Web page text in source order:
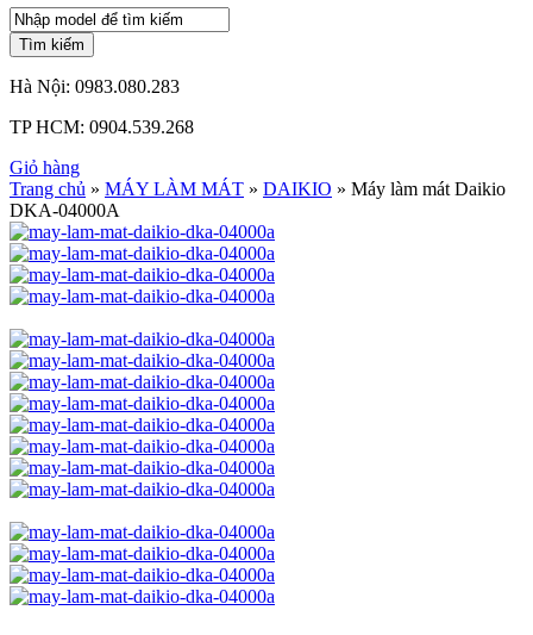
Tìm kiếm
Hà Nội: 0983.080.283
TP HCM: 0904.539.268
Giỏ hàng
Trang chủ » MÁY LÀM MÁT » DAIKIO » Máy làm mát Daikio
DKA-04000A